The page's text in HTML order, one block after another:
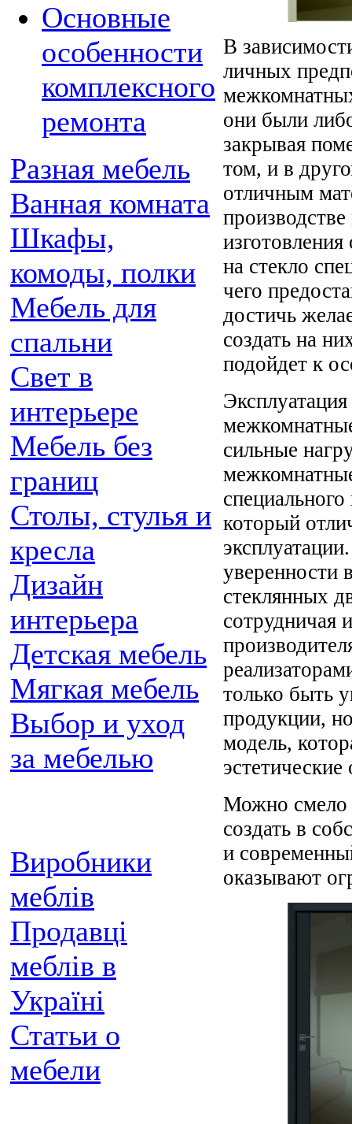
Основные
особенности
комплексного
ремонта
Разная мебель
Ванная комната
Шкафы,
комоды, полки
Мебель для
спальни
Свет в
интерьере
Мебель без
границ
Столы, стулья и
кресла
Дизайн
интерьера
Детская мебель
Мягкая мебель
Выбор и уход
за мебелью
Виробники
меблів
Продавці
меблів в
Україні
Статьи о
мебели
В
личных
они были
закрывая
том, и в
отличным
на стекло
чего
достичь
создать на
подойдет к
сильные
который
уверенности
стеклянных
сотрудничая
только быть
продукции,
модель,
Можно смело
создать в
и
оказывают